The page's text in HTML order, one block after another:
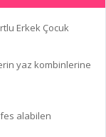
Erkek Çocuk
yaz kombinlerine
alabilen